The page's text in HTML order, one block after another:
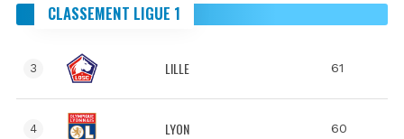
CLASSEMENT LIGUE 1
3 LILLE 61
4 LYON 60